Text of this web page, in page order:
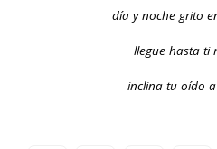
día y noche grito
llegue hasta ti
inclina tu oído